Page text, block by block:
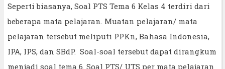
Seperti biasanya, Soal PTS Tema 6 Kelas 4 terdiri dari
beberapa mata pelajaran. Muatan pelajaran/ mata
pelajaran tersebut meliputi PPKn, Bahasa Indonesia,
IPA, IPS, dan SBdP. Soal-soal tersebut dapat dirangkum
menjadi soal tema 6. Soal PTS/ UTS per mata pelajaran